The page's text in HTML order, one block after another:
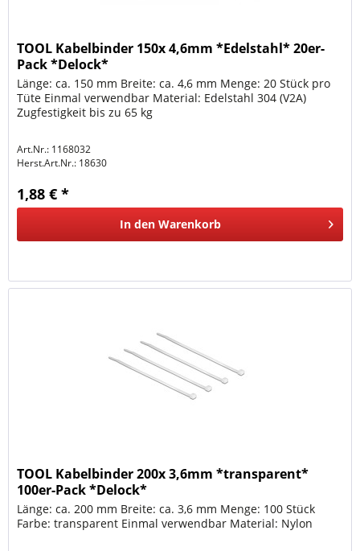
TOOL Kabelbinder 150x 4,6mm *Edelstahl* 20er-
Pack *Delock*
Länge: ca. 150 mm Breite: ca. 4,6 mm Menge: 20 Stück pro
Tüte Einmal verwendbar Material: Edelstahl 304 (V2A)
Zugfestigkeit bis zu 65 kg
Art.Nr.: 1168032
Herst.Art.Nr.: 18630
1,88 € *
In den Warenkorb
TOOL Kabelbinder 200x 3,6mm *transparent*
100er-Pack *Delock*
Länge: ca. 200 mm Breite: ca. 3,6 mm Menge: 100 Stück
Farbe: transparent Einmal verwendbar Material: Nylon